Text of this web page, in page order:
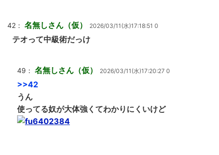
42： 名無しさん（仮） 2026/03/11(水)17:18:51 0
テオって中級術だっけ
49： 名無しさん（仮） 2026/03/11(水)17:20:27 0
>>42
うん
使ってる奴が大体強くてわかりにくいけど